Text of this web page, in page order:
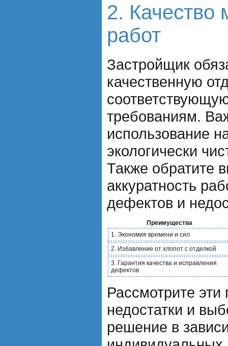
2. Качество
работ
Застройщик
качественную
требованиям.
использование
экологически
Также обратите
аккуратность
дефектов и
Преимущества
1. Экономия времени и сил
2. Избавление от хлопот с отделкой
3. Гарантия качества и исправления
дефектов
Рассмотрите
недостатки и
решение в